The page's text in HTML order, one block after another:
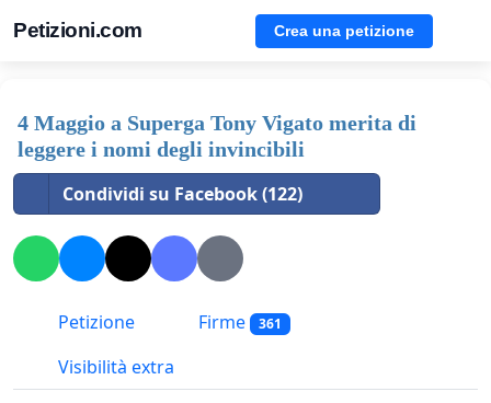
Petizioni.com Crea una petizione
4 Maggio a Superga Tony Vigato merita di
leggere i nomi degli invincibili
Condividi su Facebook (122)
Petizione Firme 361
Visibilità extra